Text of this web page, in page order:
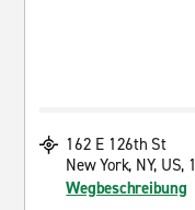
162 E 126th St
New York, NY, US,
Wegbeschreibung